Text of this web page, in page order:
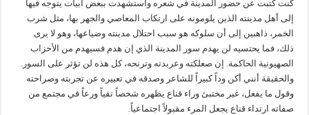
كنت كتبت عن حضور المدينة في شعره واستشهدت ببعض أبيات يتوجه فيها
إلى أهل مدينته الذين يلومونه على ارتكاب المعاصي والجهر بها، مثل شرب
الخمر، ذاهبين إلى أن سلوكه هو سبب احتلال مدينته وضياعها، وهو لا يرى
ذلك، فما يحتسيه لن يهدم سور المدينة الذي إن هدم فسيهدم من الأحزاب
الصهيونية الحاكمة. إن صعلكته وعربدته وترنحه، كل هذه لن تؤثر على السور.
والحقيقة أنني أكن وداً كبيراً للشاعر وصدقه في تعبيره عن تجربته وصراحته
وقول ما يفعل، غير مختبئ وراء قناع يظهره شخصاً تقياً ورعاً في مجتمع من
صفاته ارتداء قناع يجعل المرء مقبولاً اجتماعياً.